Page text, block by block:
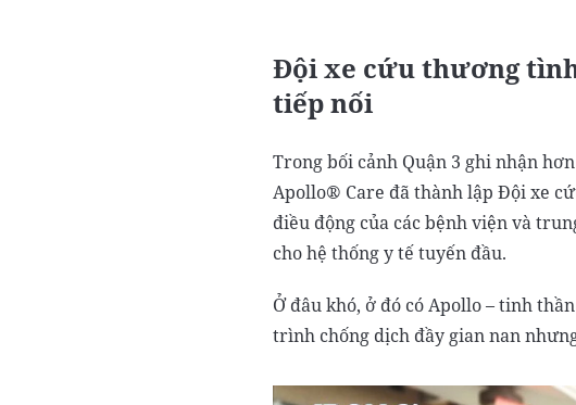
Đội xe cứu thương
tiếp nối
Trong bối cảnh Quận 3 ghi nhận
Apollo® Care đã thành lập Đội xe
điều động của các bệnh viện và
cho hệ thống y tế tuyến đầu.
Ở đâu khó, ở đó có Apollo – tinh
trình chống dịch đầy gian nan